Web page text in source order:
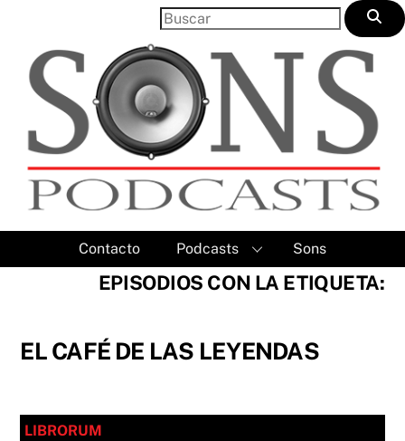
content
Contacto Podcasts Sons
EPISODIOS CON LA ETIQUETA:
EL CAFÉ DE LAS LEYENDAS
LIBRORUM